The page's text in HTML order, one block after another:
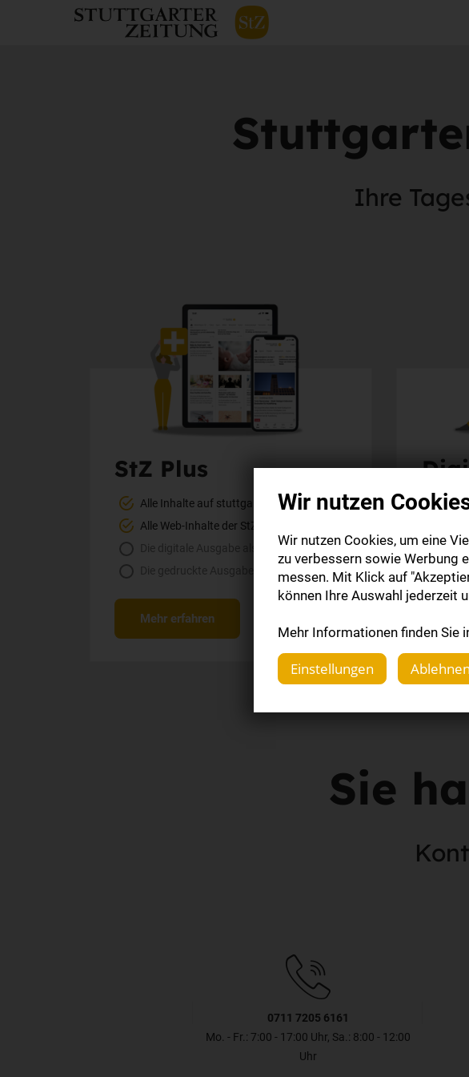
Ihre
StZ Plus
Alle Inhalte auf stuttgarter-zeitung.de
Alle Web-Inhalte der StZ-App
Die digitale Ausgabe als E-Paper (Mo.-So.)
Die gedruckte Ausgabe im Briefkasten
Mehr erfahren
Sie
0711 7205 6161
Mo. - Fr.: 7:00 - 17:00 Uhr, Sa.: 8:00 - 12:00
Uhr
Wir nutzen
Wir nutzen Cookies, um eine
zu verbessern sowie Werbung
messen. Mit Klick auf
können Ihre Auswahl jederzeit
Mehr Informationen finden Sie
Einstellungen
Ablehnen